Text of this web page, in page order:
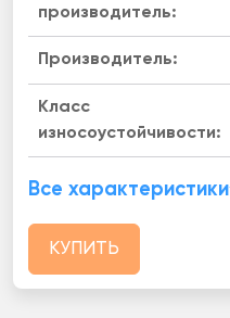
производитель:
Производитель:
Класс
износоустойчивости:
Все характеристики
КУПИТЬ